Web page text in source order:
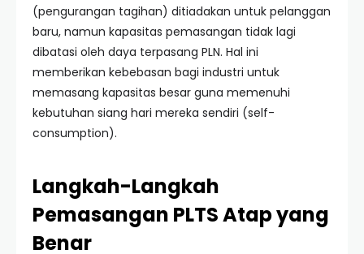
(pengurangan tagihan) ditiadakan untuk pelanggan
baru, namun kapasitas pemasangan tidak lagi
dibatasi oleh daya terpasang PLN. Hal ini
memberikan kebebasan bagi industri untuk
memasang kapasitas besar guna memenuhi
kebutuhan siang hari mereka sendiri (self-
consumption).
Langkah-Langkah
Pemasangan PLTS Atap yang
Benar